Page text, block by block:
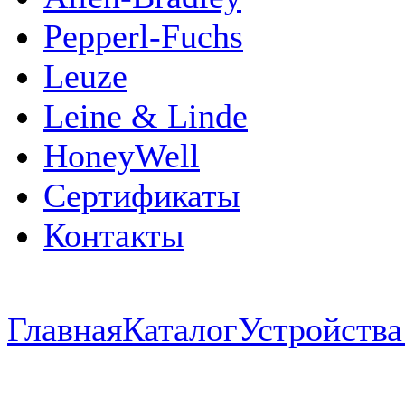
Pepperl-Fuchs
Leuze
Leine & Linde
HoneyWell
Сертификаты
Контакты
ГлавнаяКаталог